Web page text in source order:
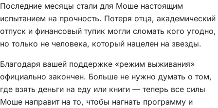
Последние месяцы стали для Моше настоящим
испытанием на прочность. Потеря отца, академический
отпуск и финансовый тупик могли сломать кого угодно,
но только не человека, который нацелен на звезды.
Благодаря вашей поддержке «режим выживания»
официально закончен. Больше не нужно думать о том,
где взять деньги на еду или книги — теперь все силы
Моше направит на то, чтобы нагнать программу и